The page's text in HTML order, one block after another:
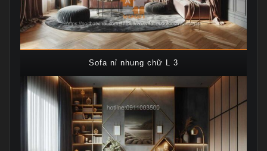
Sofa nỉ nhung chữ L 3